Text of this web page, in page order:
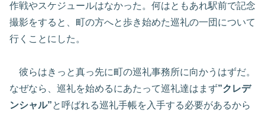
作戦やスケジュールはなかった。何はともあれ駅前で記念
撮影をすると、町の方へと歩き始めた巡礼の一団について
行くことにした。
彼らはきっと真っ先に町の巡礼事務所に向かうはずだ。
なぜなら、巡礼を始めるにあたって巡礼達はまず”クレデ
ンシャル”と呼ばれる巡礼手帳を入手する必要があるから